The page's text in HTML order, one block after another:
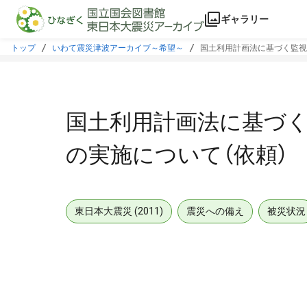
本文に飛ぶ
ギャラリー
トップ いわて震災津波アーカイブ～希望～ 国土利用計画法に基づく監
国土利用計画法に基づ
の実施について（依頼）
東日本大震災 (2011) 震災への備え 被災状況